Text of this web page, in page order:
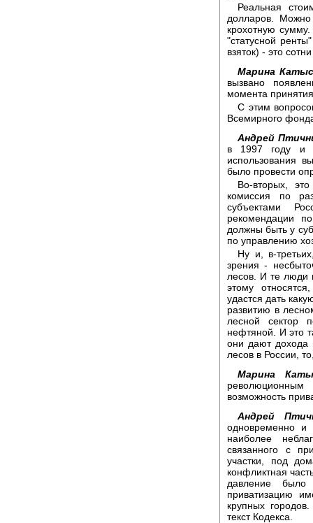
Реальная
долларов. Можно
крохотную
"статусной
взяток) - это
Марина
вызвано
момента
С этим
Всемирного
Андрей
в 1997 году и
использования
было провести
Во-вторых,
комиссия по
субъектами
рекомендации
должны быть у
по управлению
Ну и, в-
зрения -
лесов. И те люди
этому
удастся дать
развитию в
лесной сектор
нефтяной. И это
они дают дохода
лесов в России,
Марина
возможность
Андрей
одновременно и
наиболее
связанного с
участки, под
конфликтная
давление
приватизацию
крупных
текст Кодекса.